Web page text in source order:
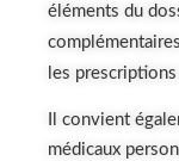
éléments du
les
Il convient
médicaux